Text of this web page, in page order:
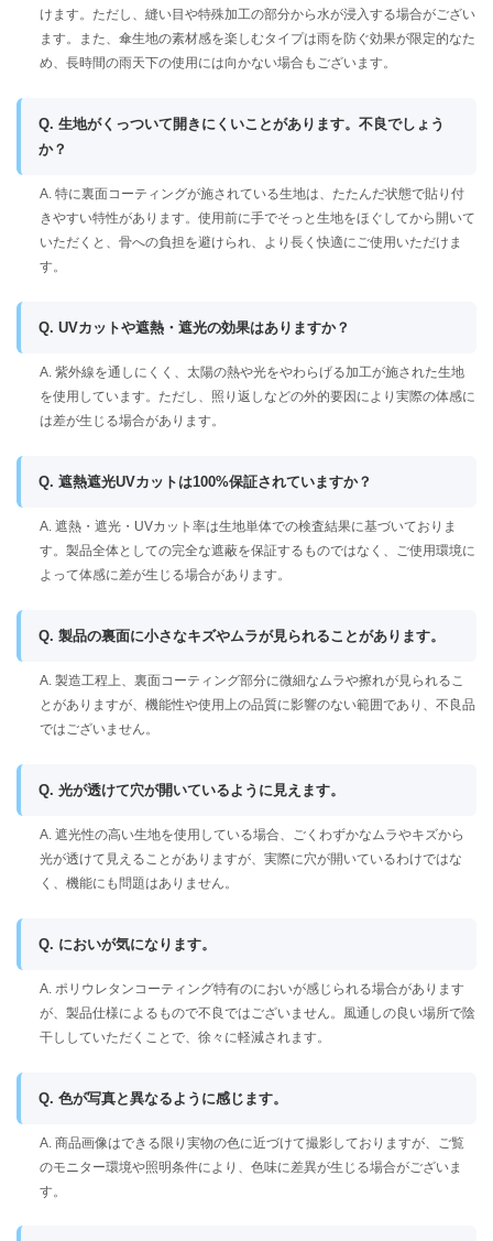
けます。ただし、縫い目や特殊加工の部分から水が浸入する場合がござい
ます。また、傘生地の素材感を楽しむタイプは雨を防ぐ効果が限定的なた
め、長時間の雨天下の使用には向かない場合もございます。
Q. 生地がくっついて開きにくいことがあります。不良でしょう
か？
A. 特に裏面コーティングが施されている生地は、たたんだ状態で貼り付
きやすい特性があります。使用前に手でそっと生地をほぐしてから開いて
いただくと、骨への負担を避けられ、より長く快適にご使用いただけま
す。
Q. UVカットや遮熱・遮光の効果はありますか？
A. 紫外線を通しにくく、太陽の熱や光をやわらげる加工が施された生地
を使用しています。ただし、照り返しなどの外的要因により実際の体感に
は差が生じる場合があります。
Q. 遮熱遮光UVカットは100%保証されていますか？
A. 遮熱・遮光・UVカット率は生地単体での検査結果に基づいておりま
す。製品全体としての完全な遮蔽を保証するものではなく、ご使用環境に
よって体感に差が生じる場合があります。
Q. 製品の裏面に小さなキズやムラが見られることがあります。
A. 製造工程上、裏面コーティング部分に微細なムラや擦れが見られるこ
とがありますが、機能性や使用上の品質に影響のない範囲であり、不良品
ではございません。
Q. 光が透けて穴が開いているように見えます。
A. 遮光性の高い生地を使用している場合、ごくわずかなムラやキズから
光が透けて見えることがありますが、実際に穴が開いているわけではな
く、機能にも問題はありません。
Q. においが気になります。
A. ポリウレタンコーティング特有のにおいが感じられる場合があります
が、製品仕様によるもので不良ではございません。風通しの良い場所で陰
干ししていただくことで、徐々に軽減されます。
Q. 色が写真と異なるように感じます。
A. 商品画像はできる限り実物の色に近づけて撮影しておりますが、ご覧
のモニター環境や照明条件により、色味に差異が生じる場合がございま
す。